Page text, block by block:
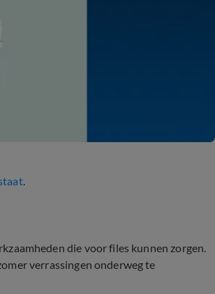
.
die voor files kunnen zorgen.
verrassingen onderweg te